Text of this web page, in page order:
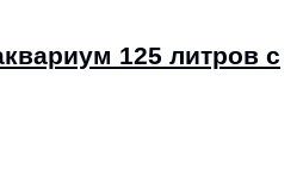
125 литров с